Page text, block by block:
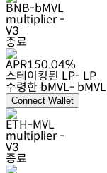
BNB-bMVL
multiplier-
V3
종료
APR150.04%
스테이킹된 LP- LP
수령한 bMVL- bMVL
Connect Wallet
ETH-MVL
multiplier-
V3
종료